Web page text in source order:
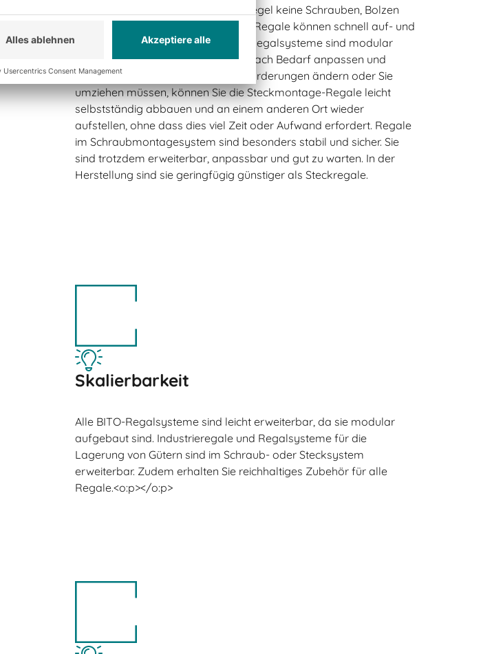
der Steckmontage werden in der Regel keine Schrauben, Bolzen
oder Schweißarbeiten benötigt. Die Regale können schnell auf- und
abgebaut werden. Steckmontage-Regalsysteme sind modular
aufgebaut. Sie können die Regale nach Bedarf anpassen und
erweitern. Wenn sich Ihre Lageranforderungen ändern oder Sie
umziehen müssen, können Sie die Steckmontage-Regale leicht
selbstständig abbauen und an einem anderen Ort wieder
aufstellen, ohne dass dies viel Zeit oder Aufwand erfordert. Regale
im Schraubmontagesystem sind besonders stabil und sicher. Sie
sind trotzdem erweiterbar, anpassbar und gut zu warten. In der
Herstellung sind sie geringfügig günstiger als Steckregale.
Skalierbarkeit
Alle BITO-Regalsysteme sind leicht erweiterbar, da sie modular
aufgebaut sind. Industrieregale und Regalsysteme für die
Lagerung von Gütern sind im Schraub- oder Stecksystem
erweiterbar. Zudem erhalten Sie reichhaltiges Zubehör für alle
Regale.<o:p></o:p>